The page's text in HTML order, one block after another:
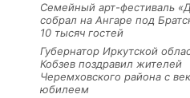
Семейный арт-фестиваль
собрал на Ангаре под
10 тысяч гостей
Губернатор Иркутской
Кобзев поздравил жителей
Черемховского района с
юбилеем